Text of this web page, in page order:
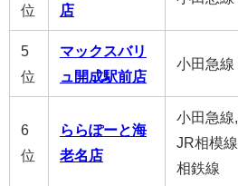
位
店
5
位
マックスバリ
ュ開成駅前店
小田急線
6
位
ららぽーと海
老名店
小田急線,
JR相模線,
相鉄線